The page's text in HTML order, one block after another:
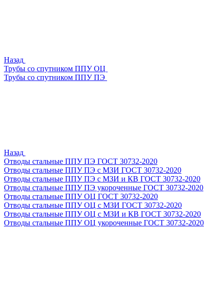
Назад
Трубы со спутником ППУ ОЦ
Трубы со спутником ППУ ПЭ
Назад
Отводы стальные ППУ ПЭ ГОСТ 30732-2020
Отводы стальные ППУ ПЭ с МЗИ ГОСТ 30732-2020
Отводы стальные ППУ ПЭ с МЗИ и КВ ГОСТ 30732-2020
Отводы стальные ППУ ПЭ укороченные ГОСТ 30732-2020
Отводы стальные ППУ ОЦ ГОСТ 30732-2020
Отводы стальные ППУ ОЦ с МЗИ ГОСТ 30732-2020
Отводы стальные ППУ ОЦ с МЗИ и КВ ГОСТ 30732-2020
Отводы стальные ППУ ОЦ укороченные ГОСТ 30732-2020